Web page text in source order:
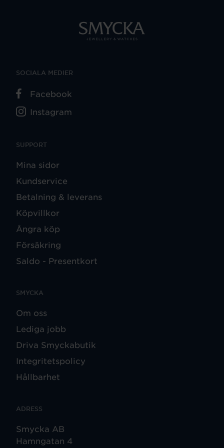
SUPPORT
Mina sidor
Kundservice
Betalning & leverans
Köpvillkor
Ångra köp
Försäkring
Saldo - Presentkort
SMYCKA
Om oss
Lediga jobb
Driva Smyckabutik
Integritetspolicy
Hållbarhet
ADRESS
Smycka AB
Hamngatan 4
SOCIALA MEDIER
Facebook
Instagram